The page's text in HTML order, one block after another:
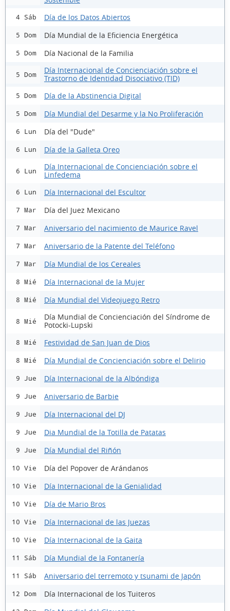
4 Sáb Día de los Datos Abiertos
5 Dom Día Mundial de la Eficiencia Energética
5 Dom Día Nacional de la Familia
5 Dom
Día Internacional de Concienciación sobre el
Trastorno de Identidad Disociativo (TID)
5 Dom Día de la Abstinencia Digital
5 Dom Día Mundial del Desarme y la No Proliferación
6 Lun Día del "Dude"
6 Lun Día de la Galleta Oreo
6 Lun
Día Internacional de Concienciación sobre el
Linfedema
6 Lun Día Internacional del Escultor
7 Mar Día del Juez Mexicano
7 Mar Aniversario del nacimiento de Maurice Ravel
7 Mar Aniversario de la Patente del Teléfono
7 Mar Día Mundial de los Cereales
8 Mié Día Internacional de la Mujer
8 Mié Día Mundial del Videojuego Retro
8 Mié
Día Mundial de Concienciación del Síndrome de
Potocki-Lupski
8 Mié Festividad de San Juan de Dios
8 Mié Día Mundial de Concienciación sobre el Delirio
9 Jue Día Internacional de la Albóndiga
9 Jue Aniversario de Barbie
9 Jue Día Internacional del DJ
9 Jue Dia Mundial de la Totilla de Patatas
9 Jue Día Mundial del Riñón
10 Vie Día del Popover de Arándanos
10 Vie Día Internacional de la Genialidad
10 Vie Día de Mario Bros
10 Vie Día Internacional de las Juezas
10 Vie Día Internacional de la Gaita
11 Sáb Día Mundial de la Fontanería
11 Sáb Aniversario del terremoto y tsunami de Japón
12 Dom Día Internacional de los Tuiteros